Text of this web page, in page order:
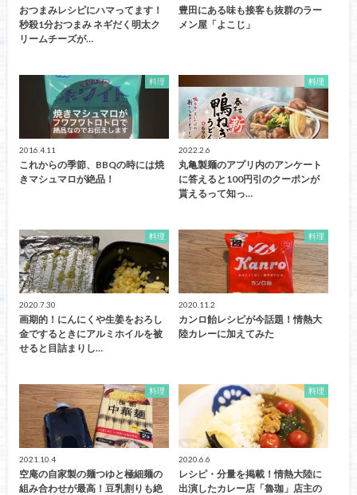
おつまみレシピにハマってます！
秒殺1分おつまみ ネギだく明太ク
リームチーズが…
豊田にある味も接客も抜群のラー
メン屋「よこじ」
料理
2016.4.11
これからの季節、BBQの時には焼
きマシュマロが絶品！
料理
2022.2.6
丸亀製麺のアプリ内のアンケート
に答えると100円引のクーポンが
貰えるって知っ…
料理
2020.7.30
画期的！にんにくや生姜をおろし
金でするときにアルミホイルを被
せると目詰まりし…
料理
2020.11.2
カンロ飴レシピが今話題！情熱大
陸カレーに加えてみた
料理
2021.10.4
空庵の自家製の麺つゆと極細麺の
組み合わせが最高！豆乳割りも絶
料理
2020.6.6
レシピ・分量を掲載！情熱大陸に
出演したカレー店「魯珈」店主の